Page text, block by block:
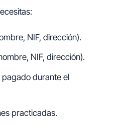
NIF, dirección).
NIF, dirección).
durante el
practicadas.